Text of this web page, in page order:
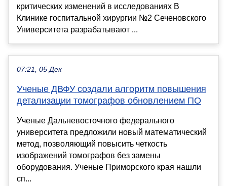
критических изменений в исследованиях В
Клинике госпитальной хирургии №2 Сеченовского
Университета разрабатывают ...
07:21, 05 Дек
Ученые ДВФУ создали алгоритм повышения
детализации томографов обновлением ПО
Ученые Дальневосточного федерального
университета предложили новый математический
метод, позволяющий повысить четкость
изображений томографов без замены
оборудования. Ученые Приморского края нашли
сп...